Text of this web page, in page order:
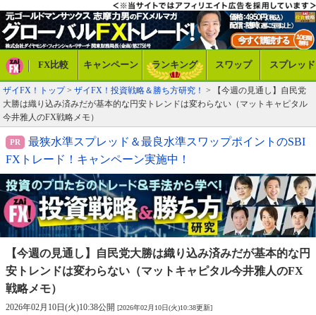
FX比較 キャンペーン ランキング スワップ スプレッド
ザイFX！トップ> ザイFX！投資戦略＆勝ち方研究！ > 【今週の見通し】自民党
大勝は織り込み済みだが基本的な円安トレンドは変わらない（マットキャピタル
今井雅人のFX戦略メモ）
最狭水準スプレッド＆最良水準スワップポイントのSBI
FXトレード！キャンペーン実施中！
【今週の見通し】自民党大勝は織り込み済みだが基本的な円
安トレンドは変わらない（マットキャピタル今井雅人のFX
戦略メモ）
2026年02月10日(火)10:38公開 [2026年02月10日(火)10:38更新]